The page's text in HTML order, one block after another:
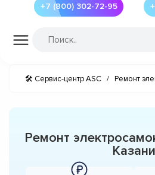
+7 (800) 302-72-95
🛠 Сервис-центр ASC / Ремонт
Ремонт
Казани